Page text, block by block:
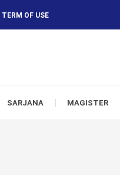
TERM OF USE
SARJANA MAGISTER